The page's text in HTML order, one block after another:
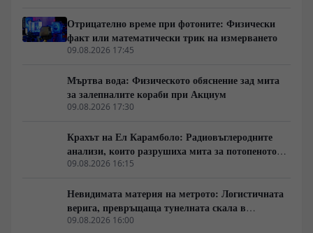
войнствена дестабилизация.
Отрицателно време при фотоните: Физически
факт или математически трик на измерването
09.08.2026 17:45
Мъртва вода: Физическото обяснение зад мита
за залепналите кораби при Акциум
09.08.2026 17:30
Крахът на Ел Карамболо: Радиовъглеродните
анализи, които разрушиха мита за потопеното
царство
09.08.2026 16:15
Невидимата материя на метрото: Логистичната
верига, превръщаща тунелната скала в
строителен ресурс
09.08.2026 16:00